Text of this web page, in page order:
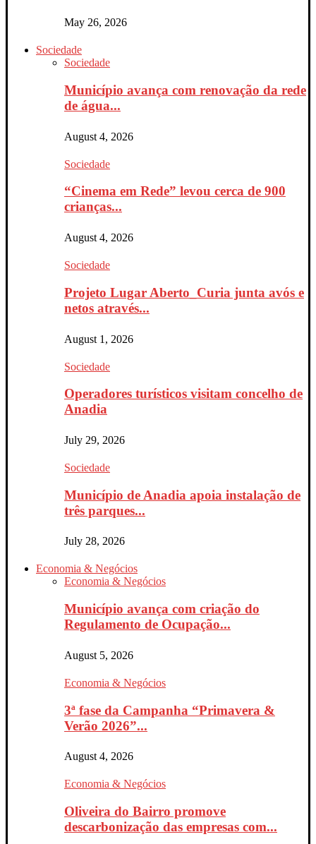
May 26, 2026
Sociedade
Sociedade
Município avança com renovação da rede
de água...
August 4, 2026
Sociedade
“Cinema em Rede” levou cerca de 900
crianças...
August 4, 2026
Sociedade
Projeto Lugar Aberto_Curia junta avós e
netos através...
August 1, 2026
Sociedade
Operadores turísticos visitam concelho de
Anadia
July 29, 2026
Sociedade
Município de Anadia apoia instalação de
três parques...
July 28, 2026
Economia & Negócios
Economia & Negócios
Município avança com criação do
Regulamento de Ocupação...
August 5, 2026
Economia & Negócios
3ª fase da Campanha “Primavera &
Verão 2026”...
August 4, 2026
Economia & Negócios
Oliveira do Bairro promove
descarbonização das empresas com...